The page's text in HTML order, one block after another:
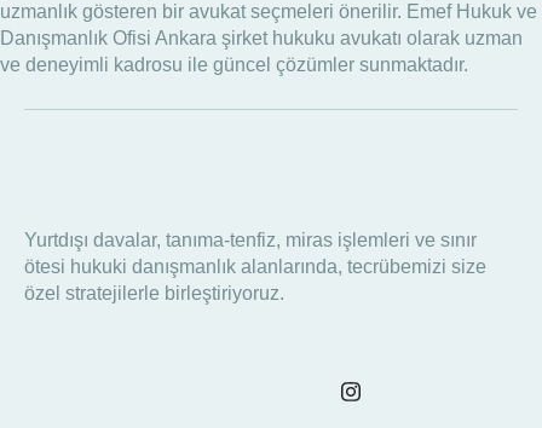
uzmanlık gösteren bir avukat seçmeleri önerilir. Emef Hukuk ve
Danışmanlık Ofisi Ankara şirket hukuku avukatı olarak uzman
ve deneyimli kadrosu ile güncel çözümler sunmaktadır.
Yurtdışı davalar, tanıma-tenfiz, miras işlemleri ve sınır
ötesi hukuki danışmanlık alanlarında, tecrübemizi size
özel stratejilerle birleştiriyoruz.